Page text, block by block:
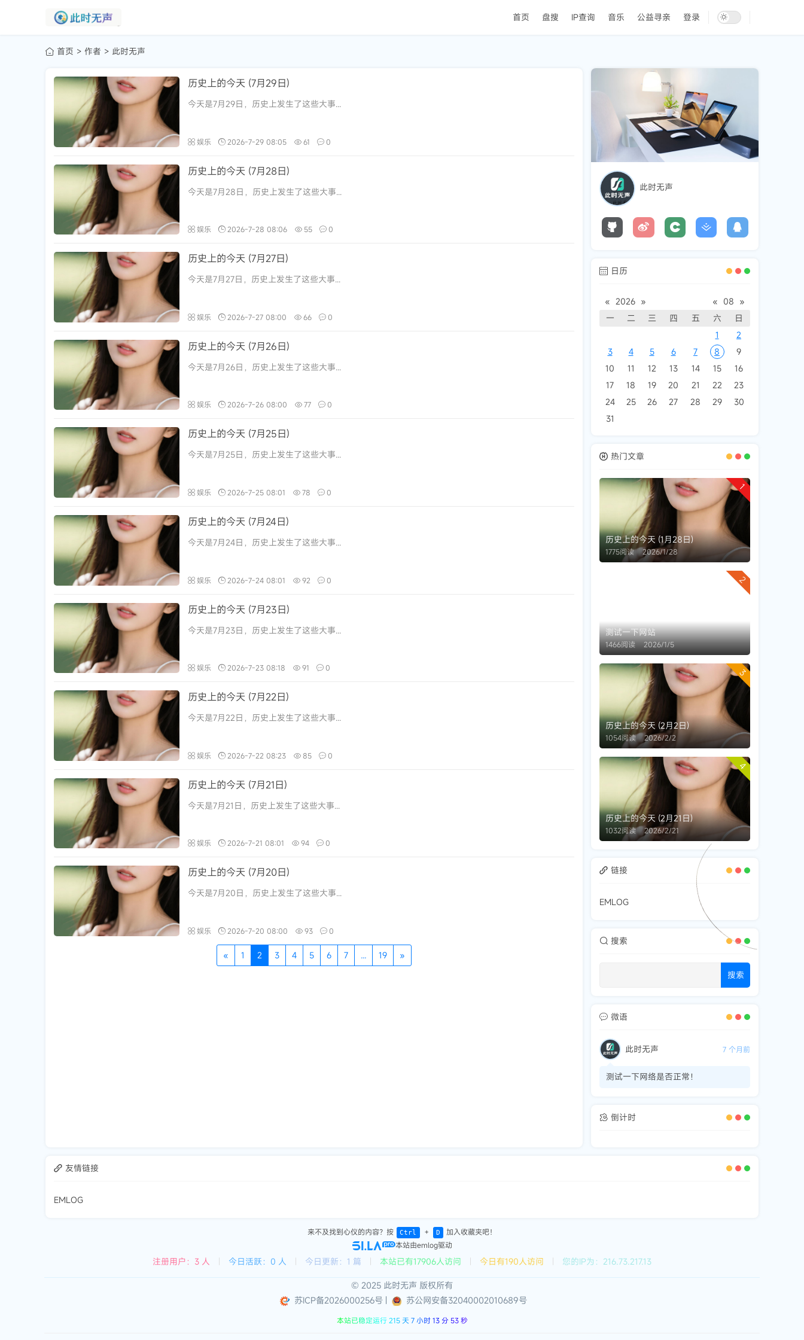
首页 盘搜 IP查询 音乐 公益寻亲 登录
首页 作者 此时无声
历史上的今天 (7月29日)
今天是7月29日，历史上发生了这些大事...
娱乐 2026-7-29 08:05 61 0
历史上的今天 (7月28日)
今天是7月28日，历史上发生了这些大事...
娱乐 2026-7-28 08:06 55 0
历史上的今天 (7月27日)
今天是7月27日，历史上发生了这些大事...
娱乐 2026-7-27 08:00 66 0
历史上的今天 (7月26日)
今天是7月26日，历史上发生了这些大事...
娱乐 2026-7-26 08:00 77 0
历史上的今天 (7月25日)
今天是7月25日，历史上发生了这些大事...
娱乐 2026-7-25 08:01 78 0
历史上的今天 (7月24日)
今天是7月24日，历史上发生了这些大事...
娱乐 2026-7-24 08:01 92 0
历史上的今天 (7月23日)
今天是7月23日，历史上发生了这些大事...
娱乐 2026-7-23 08:18 91 0
历史上的今天 (7月22日)
今天是7月22日，历史上发生了这些大事...
娱乐 2026-7-22 08:23 85 0
历史上的今天 (7月21日)
今天是7月21日，历史上发生了这些大事...
娱乐 2026-7-21 08:01 94 0
历史上的今天 (7月20日)
今天是7月20日，历史上发生了这些大事...
娱乐 2026-7-20 08:00 93 0
« 1 2 3 4 5 6 7 ... 19 »
此时无声
日历
« 2026 » « 08 »
一
二 三 四 五 六
日
1
2
3
4 5 6 7 8
9
10
11 12 13 14 15
16
17
18 19 20 21 22
23
24
25 26 27 28 29
30
31
热门文章
1
历史上的今天 (1月28日)
1775阅读 2026/1/28
2
测试一下网站
1466阅读 2026/1/5
3
历史上的今天 (2月2日)
1054阅读 2026/2/2
4
历史上的今天 (2月21日)
1032阅读 2026/2/21
链接
EMLOG
搜索
搜索
微语
此时无声 7 个月前
测试一下网络是否正常！
倒计时
友情链接
EMLOG
来不及找到心仪的内容？按 Ctrl ＋ D
加入收藏夹吧！
本站由emlog驱动
注册用户：3 人 | 今日活跃：0 人 | 今日更新：1 篇 | 本站已有17906人访问 | 今日有190人访问 | 您的IP为：216.73.217.13
© 2025 此时无声 版权所有
苏ICP备2026000256号 | 苏公网安备32040002010689号
本站已稳定运行 215 天 7 小时 13 分 54 秒